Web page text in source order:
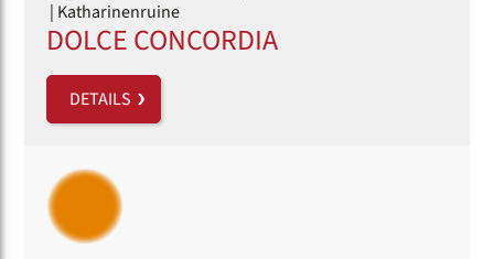
| Katharinenruine
DOLCE CONCORDIA
DETAILS